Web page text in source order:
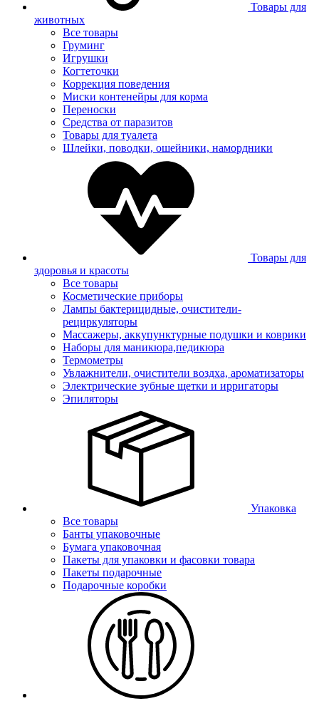
Товары для
животных
Все товары
Груминг
Игрушки
Когтеточки
Коррекция поведения
Миски контенейры для корма
Переноски
Средства от паразитов
Товары для туалета
Шлейки, поводки, ошейники, намордники
Товары для
здоровья и красоты
Все товары
Косметические приборы
Лампы бактерицидные, очистители-
рециркуляторы
Массажеры, аккупунктурные подушки и коврики
Наборы для маникюра,педикюра
Термометры
Увлажнители, очистители воздха, ароматизаторы
Электрические зубные щетки и ирригаторы
Эпиляторы
Упаковка
Все товары
Банты упаковочные
Бумага упаковочная
Пакеты для упаковки и фасовки товара
Пакеты подарочные
Подарочные коробки